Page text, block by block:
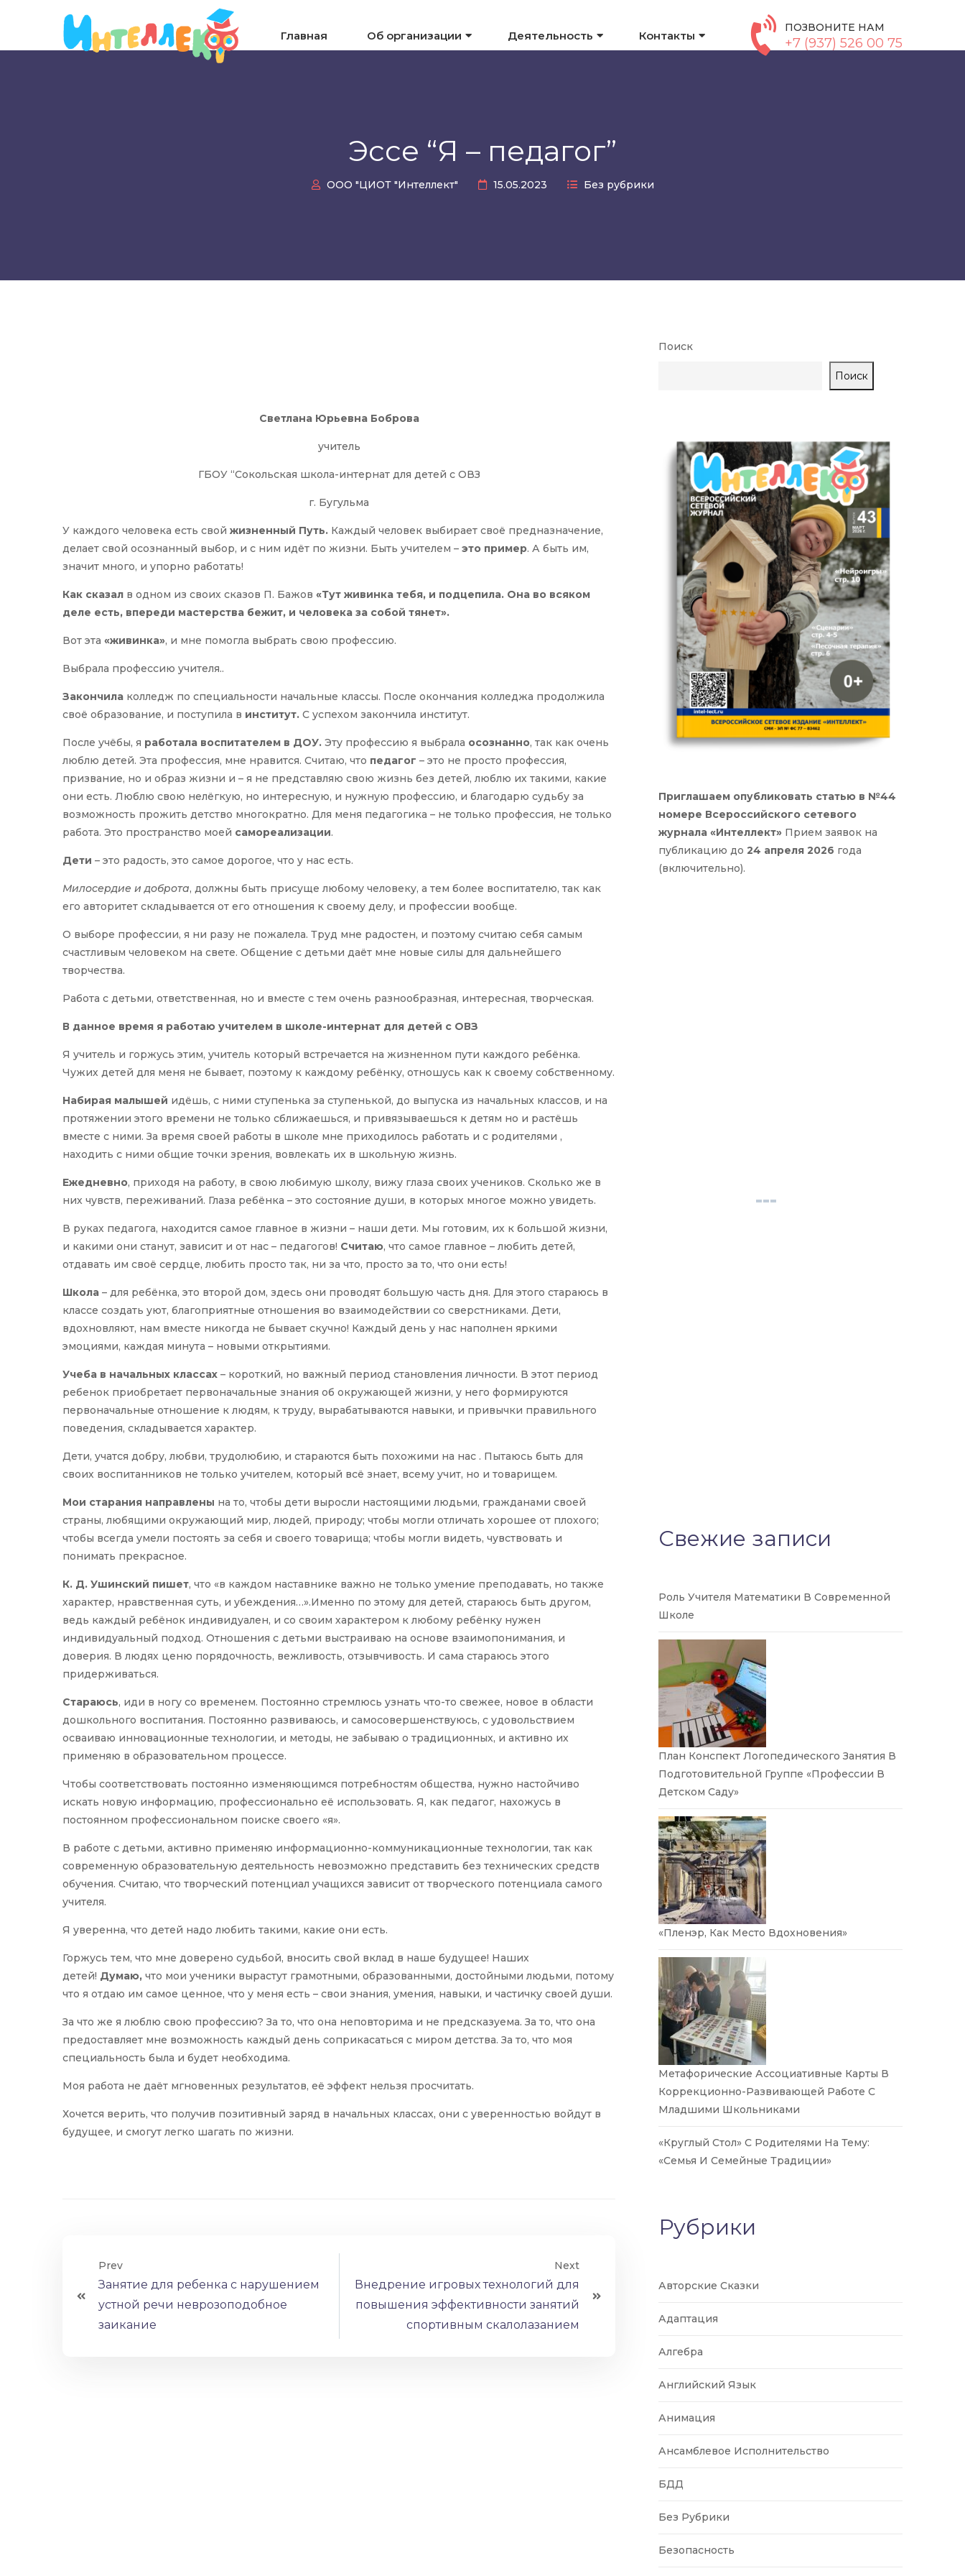
Главная Об организации Деятельность Контакты
ПОЗВОНИТЕ НАМ
+7 (937) 526 00 75
Эссе “Я – педагог”
ООО "ЦИОТ "Интеллект" 15.05.2023 Без рубрики
Светлана Юрьевна Боброва
учитель
ГБОУ “Сокольская школа-интернат для детей с ОВЗ
г. Бугульма
У каждого человека есть свой жизненный Путь. Каждый человек выбирает своё предназначение,
делает свой осознанный выбор, и с ним идёт по жизни. Быть учителем – это пример. А быть им,
значит много, и упорно работать!
Как сказал в одном из своих сказов П. Бажов «Тут живинка тебя, и подцепила. Она во всяком
деле есть, впереди мастерства бежит, и человека за собой тянет».
Вот эта «живинка», и мне помогла выбрать свою профессию.
Выбрала профессию учителя..
Закончила колледж по специальности начальные классы. После окончания колледжа продолжила
своё образование, и поступила в институт. С успехом закончила институт.
После учёбы, я работала воспитателем в ДОУ. Эту профессию я выбрала осознанно, так как очень
люблю детей. Эта профессия, мне нравится. Считаю, что педагог – это не просто профессия,
призвание, но и образ жизни и – я не представляю свою жизнь без детей, люблю их такими, какие
они есть. Люблю свою нелёгкую, но интересную, и нужную профессию, и благодарю судьбу за
возможность прожить детство многократно. Для меня педагогика – не только профессия, не только
работа. Это пространство моей самореализации.
Дети – это радость, это самое дорогое, что у нас есть.
Милосердие и доброта, должны быть присуще любому человеку, а тем более воспитателю, так как
его авторитет складывается от его отношения к своему делу, и профессии вообще.
О выборе профессии, я ни разу не пожалела. Труд мне радостен, и поэтому считаю себя самым
счастливым человеком на свете. Общение с детьми даёт мне новые силы для дальнейшего
творчества.
Работа с детьми, ответственная, но и вместе с тем очень разнообразная, интересная, творческая.
В данное время я работаю учителем в школе-интернат для детей с ОВЗ
Я учитель и горжусь этим, учитель который встречается на жизненном пути каждого ребёнка.
Чужих детей для меня не бывает, поэтому к каждому ребёнку, отношусь как к своему собственному.
Набирая малышей идёшь, с ними ступенька за ступенькой, до выпуска из начальных классов, и на
протяжении этого времени не только сближаешься, и привязываешься к детям но и растёшь
вместе с ними. За время своей работы в школе мне приходилось работать и с родителями ,
находить с ними общие точки зрения, вовлекать их в школьную жизнь.
Ежедневно, приходя на работу, в свою любимую школу, вижу глаза своих учеников. Сколько же в
них чувств, переживаний. Глаза ребёнка – это состояние души, в которых многое можно увидеть.
В руках педагога, находится самое главное в жизни – наши дети. Мы готовим, их к большой жизни,
и какими они станут, зависит и от нас – педагогов! Считаю, что самое главное – любить детей,
отдавать им своё сердце, любить просто так, ни за что, просто за то, что они есть!
Школа – для ребёнка, это второй дом, здесь они проводят большую часть дня. Для этого стараюсь в
классе создать уют, благоприятные отношения во взаимодействии со сверстниками. Дети,
вдохновляют, нам вместе никогда не бывает скучно! Каждый день у нас наполнен яркими
эмоциями, каждая минута – новыми открытиями.
Учеба в начальных классах – короткий, но важный период становления личности. В этот период
ребенок приобретает первоначальные знания об окружающей жизни, у него формируются
первоначальные отношение к людям, к труду, вырабатываются навыки, и привычки правильного
поведения, складывается характер.
Дети, учатся добру, любви, трудолюбию, и стараются быть похожими на нас . Пытаюсь быть для
своих воспитанников не только учителем, который всё знает, всему учит, но и товарищем.
Мои старания направлены на то, чтобы дети выросли настоящими людьми, гражданами своей
страны, любящими окружающий мир, людей, природу; чтобы могли отличать хорошее от плохого;
чтобы всегда умели постоять за себя и своего товарища; чтобы могли видеть, чувствовать и
понимать прекрасное.
К. Д. Ушинский пишет, что «в каждом наставнике важно не только умение преподавать, но также
характер, нравственная суть, и убеждения…».Именно по этому для детей, стараюсь быть другом,
ведь каждый ребёнок индивидуален, и со своим характером к любому ребёнку нужен
индивидуальный подход. Отношения с детьми выстраиваю на основе взаимопонимания, и
доверия. В людях ценю порядочность, вежливость, отзывчивость. И сама стараюсь этого
придерживаться.
Стараюсь, иди в ногу со временем. Постоянно стремлюсь узнать что-то свежее, новое в области
дошкольного воспитания. Постоянно развиваюсь, и самосовершенствуюсь, с удовольствием
осваиваю инновационные технологии, и методы, не забываю о традиционных, и активно их
применяю в образовательном процессе.
Чтобы соответствовать постоянно изменяющимся потребностям общества, нужно настойчиво
искать новую информацию, профессионально её использовать. Я, как педагог, нахожусь в
постоянном профессиональном поиске своего «я».
В работе с детьми, активно применяю информационно-коммуникационные технологии, так как
современную образовательную деятельность невозможно представить без технических средств
обучения. Считаю, что творческий потенциал учащихся зависит от творческого потенциала самого
учителя.
Я уверенна, что детей надо любить такими, какие они есть.
Горжусь тем, что мне доверено судьбой, вносить свой вклад в наше будущее! Наших
детей! Думаю, что мои ученики вырастут грамотными, образованными, достойными людьми, потому
что я отдаю им самое ценное, что у меня есть – свои знания, умения, навыки, и частичку своей души.
За что же я люблю свою профессию? За то, что она неповторима и не предсказуема. За то, что она
предоставляет мне возможность каждый день соприкасаться с миром детства. За то, что моя
специальность была и будет необходима.
Моя работа не даёт мгновенных результатов, её эффект нельзя просчитать.
Хочется верить, что получив позитивный заряд в начальных классах, они с уверенностью войдут в
будущее, и смогут легко шагать по жизни.
Prev
Занятие для ребенка с нарушением
устной речи неврозоподобное
заикание
Next
Внедрение игровых технологий для
повышения эффективности занятий
спортивным скалолазанием
Поиск
Поиск
Приглашаем опубликовать статью в №44
номере Всероссийского сетевого
журнала «Интеллект» Прием заявок на
публикацию до 24 апреля 2026 года
(включительно).
Свежие записи
Роль Учителя Математики В Современной
Школе
План Конспект Логопедического Занятия В
Подготовительной Группе «Профессии В
Детском Саду»
«Пленэр, Как Место Вдохновения»
Метафорические Ассоциативные Карты В
Коррекционно-Развивающей Работе С
Младшими Школьниками
«Круглый Стол» С Родителями На Тему:
«Семья И Семейные Традиции»
Рубрики
Авторские Сказки
Адаптация
Алгебра
Английский Язык
Анимация
Ансамблевое Исполнительство
БДД
Без Рубрики
Безопасность